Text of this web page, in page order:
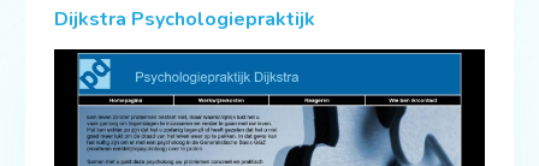
Dijkstra Psychologiepraktijk